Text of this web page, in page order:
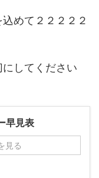
めて２２２２２
してください
早見表
見る